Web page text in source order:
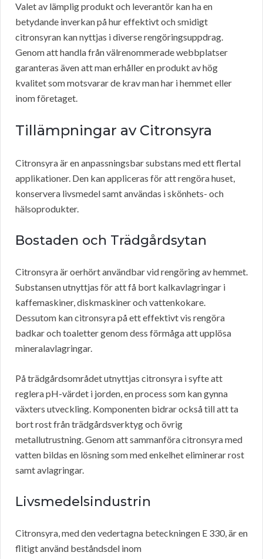
Valet av lämplig produkt och leverantör kan ha en
betydande inverkan på hur effektivt och smidigt
citronsyran kan nyttjas i diverse rengöringsuppdrag.
Genom att handla från välrenommerade webbplatser
garanteras även att man erhåller en produkt av hög
kvalitet som motsvarar de krav man har i hemmet eller
inom företaget.
Tillämpningar av Citronsyra
Citronsyra är en anpassningsbar substans med ett flertal
applikationer. Den kan appliceras för att rengöra huset,
konservera livsmedel samt användas i skönhets- och
hälsoprodukter.
Bostaden och Trädgårdsytan
Citronsyra är oerhört användbar vid rengöring av hemmet.
Substansen utnyttjas för att få bort kalkavlagringar i
kaffemaskiner, diskmaskiner och vattenkokare.
Dessutom kan citronsyra på ett effektivt vis rengöra
badkar och toaletter genom dess förmåga att upplösa
mineralavlagringar.
På trädgårdsområdet utnyttjas citronsyra i syfte att
reglera pH-värdet i jorden, en process som kan gynna
växters utveckling. Komponenten bidrar också till att ta
bort rost från trädgårdsverktyg och övrig
metallutrustning. Genom att sammanföra citronsyra med
vatten bildas en lösning som med enkelhet eliminerar rost
samt avlagringar.
Livsmedelsindustrin
Citronsyra, med den vedertagna beteckningen E 330, är en
flitigt använd beståndsdel inom